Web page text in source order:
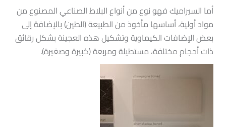
أما السيراميك فهو نوع من أنواع البلاط الصناعي المصنوع من
مواد أولية، أساسها مأخوذ من الطبيعة (الطين) بالإضافة إلى
بعض الإضافات الكيماوية وتشكيل هذه العجينة بشكل رقائق
ذات أحجام مختلفة، مستطيلة ومربعة (كبيرة وصغيرة).